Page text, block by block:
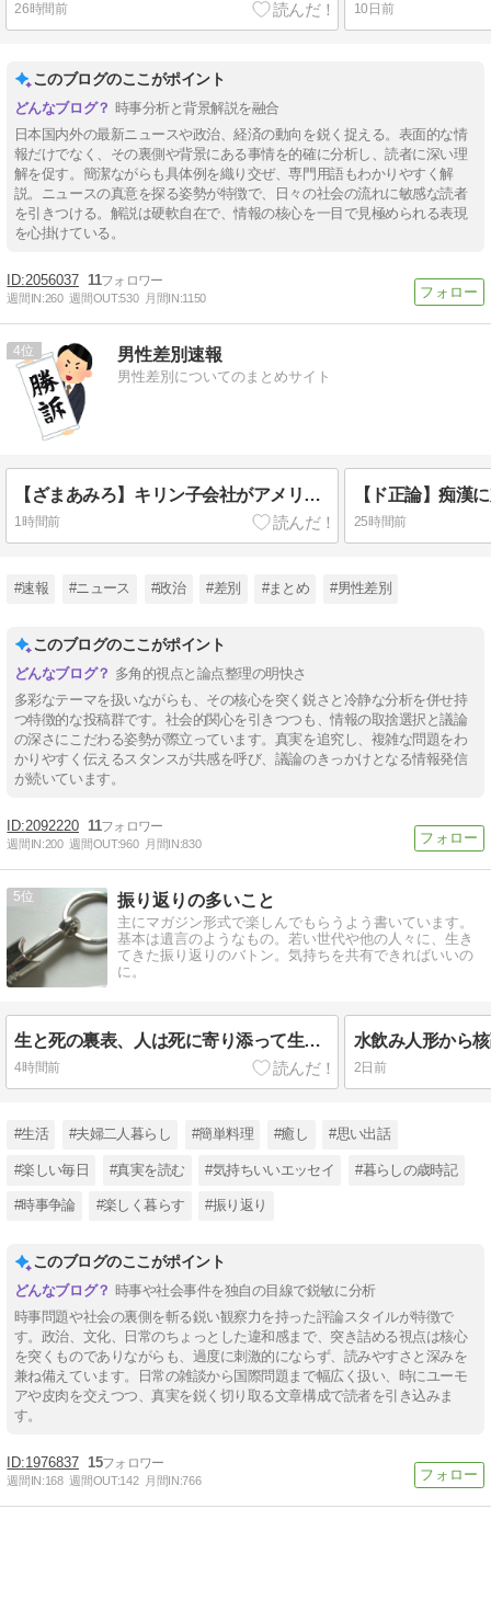
26時間前 10日前
このブログのここがポイント
時事分析と背景解説を融合
日本国内外の最新ニュースや政治、経済の動向を鋭く捉える。表面的な情
報だけでなく、その裏側や背景にある事情を的確に分析し、読者に深い理
解を促す。簡潔ながらも具体例を織り交ぜ、専門用語もわかりやすく解
説。ニュースの真意を探る姿勢が特徴で、日々の社会の流れに敏感な読者
を引きつける。解説は硬軟自在で、情報の核心を一目で見極められる表現
を心掛けている。
2056037 11
週間IN:260 週間OUT:530 月間IN:1150
4 男性差別速報
男性差別についてのまとめサイト
【ざまあみろ】キリン子会社がアメリカで女性限定研修をして「男性差別」と判決
1時間前 25時間前
#速報 #ニュース #政治 #差別 #まとめ #男性差別
このブログのここがポイント
多角的視点と論点整理の明快さ
多彩なテーマを扱いながらも、その核心を突く鋭さと冷静な分析を併せ持
つ特徴的な投稿群です。社会的関心を引きつつも、情報の取捨選択と議論
の深さにこだわる姿勢が際立っています。真実を追究し、複雑な問題をわ
かりやすく伝えるスタンスが共感を呼び、議論のきっかけとなる情報発信
が続いています。
2092220 11
週間IN:200 週間OUT:960 月間IN:830
5 振り返りの多いこと
主にマガジン形式で楽しんでもらうよう書いています。
基本は遺言のようなもの。若い世代や他の人々に、生き
てきた振り返りのバトン。気持ちを共有できればいいの
に。
生と死の裏表、人は死に寄り添って生きる
4時間前
水飲み人形から
2日前
#生活 #夫婦二人暮らし #簡単料理 #癒し #思い出話
#楽しい毎日 #真実を読む #気持ちいいエッセイ #暮らしの歳時記
#時事争論 #楽しく暮らす #振り返り
このブログのここがポイント
時事や社会事件を独自の目線で鋭敏に分析
時事問題や社会の裏側を斬る鋭い観察力を持った評論スタイルが特徴で
す。政治、文化、日常のちょっとした違和感まで、突き詰める視点は核心
を突くものでありながらも、過度に刺激的にならず、読みやすさと深みを
兼ね備えています。日常の雑談から国際問題まで幅広く扱い、時にユーモ
アや皮肉を交えつつ、真実を鋭く切り取る文章構成で読者を引き込みま
す。
1976837 15
週間IN:168 週間OUT:142 月間IN:766